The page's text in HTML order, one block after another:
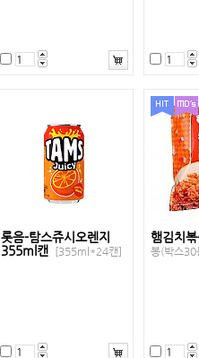
롯음-탐스쥬시오렌지
355ml캔
[355ml*24캔]
햄김치
봉(박스30